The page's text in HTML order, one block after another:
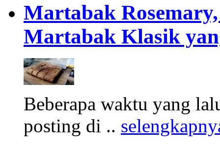
Martabak
Martabak Klasik
Beberapa waktu yang
posting di ..